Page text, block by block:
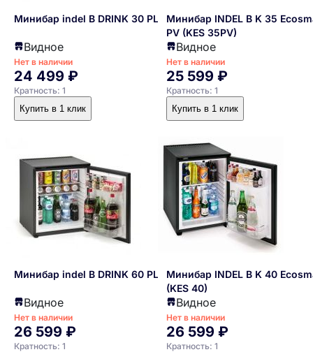
Минибар indel В DRINK 30 PLUS
Видное
Нет в наличии
24 499 ₽
Кратность: 1
Купить в 1 клик
Минибар INDEL B K 35
PV (KES 35PV)
Видное
Нет в наличии
25 599 ₽
Кратность: 1
Купить в 1 клик
Минибар indel В DRINK 60 PLUS
Видное
Нет в наличии
26 599 ₽
Кратность: 1
Минибар INDEL B K 40
(KES 40)
Видное
Нет в наличии
26 599 ₽
Кратность: 1